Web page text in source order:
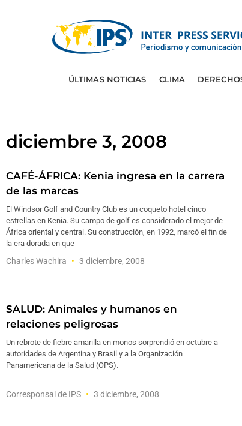
ÚLTIMAS NOTICIAS CLIMA
diciembre 3, 2008
CAFÉ-ÁFRICA: Kenia ingresa en la carrera
de las marcas
El Windsor Golf and Country Club es un coqueto hotel cinco
estrellas en Kenia. Su campo de golf es considerado el mejor de
África oriental y central. Su construcción, en 1992, marcó el fin de
la era dorada en que
Charles Wachira 3 diciembre, 2008
SALUD: Animales y humanos en
relaciones peligrosas
Un rebrote de fiebre amarilla en monos sorprendió en octubre a
autoridades de Argentina y Brasil y a la Organización
Panamericana de la Salud (OPS).
Corresponsal de IPS 3 diciembre, 2008